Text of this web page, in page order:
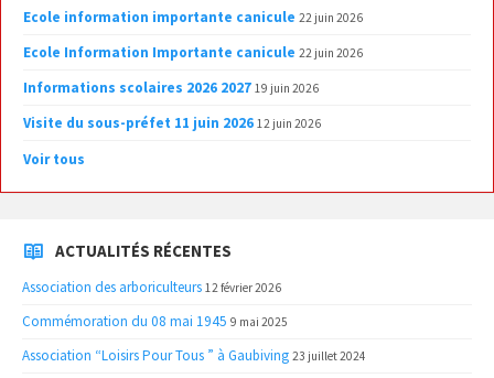
Ecole information importante canicule 22 juin 2026
Ecole Information Importante canicule 22 juin 2026
Informations scolaires 2026 2027 19 juin 2026
Visite du sous-préfet 11 juin 2026 12 juin 2026
Voir tous
ACTUALITÉS RÉCENTES
Association des arboriculteurs 12 février 2026
Commémoration du 08 mai 1945 9 mai 2025
Association “Loisirs Pour Tous ” à Gaubiving 23 juillet 2024